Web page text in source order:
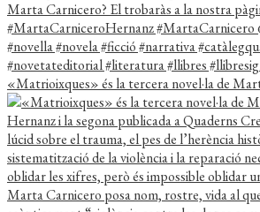
«Matrioixques» és la tercera novel·la de